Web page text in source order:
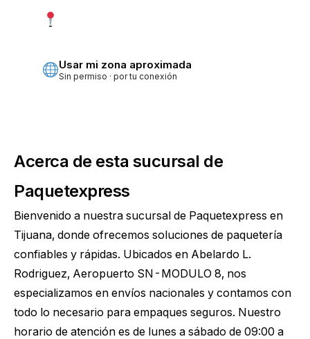
Usar mi zona aproximada
Sin permiso · por tu conexión
Acerca de esta sucursal de
Paquetexpress
Bienvenido a nuestra sucursal de Paquetexpress en
Tijuana, donde ofrecemos soluciones de paquetería
confiables y rápidas. Ubicados en Abelardo L.
Rodriguez, Aeropuerto SN-MODULO 8, nos
especializamos en envíos nacionales y contamos con
todo lo necesario para empaques seguros. Nuestro
horario de atención es de lunes a sábado de 09:00 a